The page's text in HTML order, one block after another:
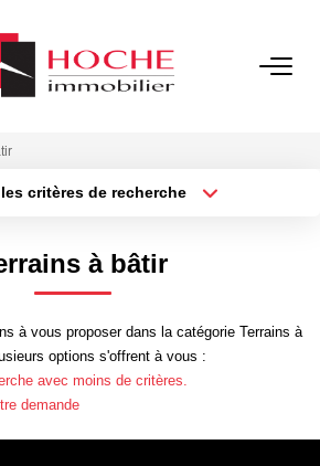
ESTIMATION
CONTACT
critères de recherche
Plus de critères
à bâtir
à vous proposer dans la catégorie Terrains à
options s'offrent à vous :
avec moins de critères.
demande